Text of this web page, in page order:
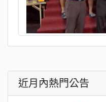
近月內熱門公告